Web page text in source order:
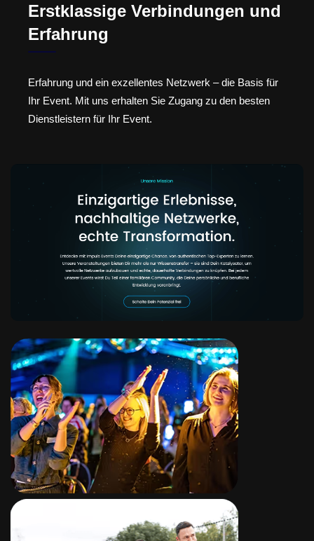
Erstklassige Verbindungen und
Erfahrung
Erfahrung und ein exzellentes Netzwerk – die Basis für
Ihr Event. Mit uns erhalten Sie Zugang zu den besten
Dienstleistern für Ihr Event.